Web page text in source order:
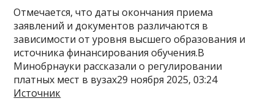
Отмечается, что даты окончания приема
заявлений и документов различаются в
зависимости от уровня высшего образования и
источника финансирования обучения.В
Минобрнауки рассказали о регулировании
платных мест в вузах29 ноября 2025, 03:24
Источник